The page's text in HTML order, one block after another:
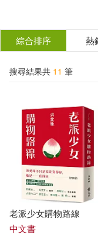
結
分類 (單選)
所有商品(11)
雜誌(1) 電
有聲書(1)
作者 (可複選)
洪愛珠(6)
綜合排序 熱
搜尋結果共 11 筆
老派少女購物路線
中文書